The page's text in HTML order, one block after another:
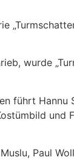
wurde
führt Hannu
und
Paul